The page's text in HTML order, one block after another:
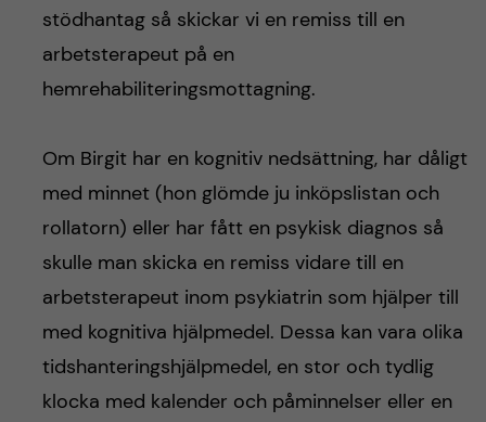
stödhantag så skickar vi en remiss till en
arbetsterapeut på en
hemrehabiliteringsmottagning.
Om Birgit har en kognitiv nedsättning, har dåligt
med minnet (hon glömde ju inköpslistan och
rollatorn) eller har fått en psykisk diagnos så
skulle man skicka en remiss vidare till en
arbetsterapeut inom psykiatrin som hjälper till
med kognitiva hjälpmedel. Dessa kan vara olika
tidshanteringshjälpmedel, en stor och tydlig
klocka med kalender och påminnelser eller en